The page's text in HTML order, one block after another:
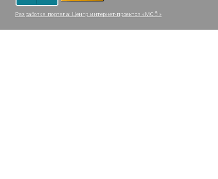
Разработка портала: Центр интернет-проектов «МОЁ!»